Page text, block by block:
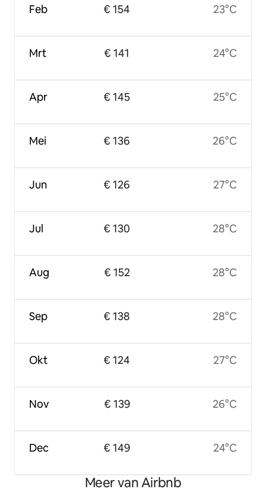
Feb
Mrt
Apr
Mei
Jun
Jul
Aug
Sep
Okt
Nov
Dec
€ 154
€ 141
€ 145
€ 136
€ 126
€ 130
€ 152
€ 138
€ 124
€ 139
€ 149
23°C
24°C
25°C
26°C
27°C
28°C
28°C
28°C
27°C
26°C
24°C
Meer van Airbnb